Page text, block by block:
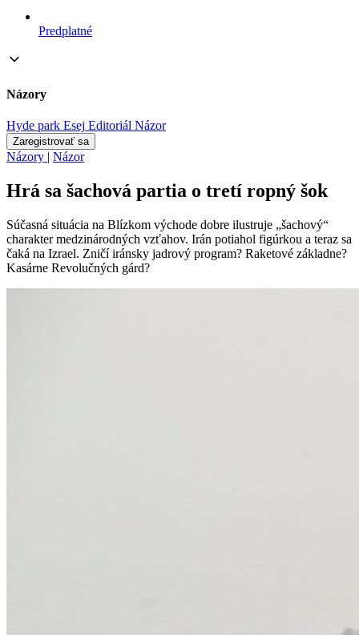
Predplatné
Názory
Hyde park Esej Editoriál Názor
Zaregistrovať sa
Názory | Názor
Hrá sa šachová partia o tretí ropný šok
Súčasná situácia na Blízkom východe dobre ilustruje „šachový“
charakter medzinárodných vzťahov. Irán potiahol figúrkou a teraz sa
čaká na Izrael. Zničí iránsky jadrový program? Raketové základne?
Kasárne Revolučných gárd?